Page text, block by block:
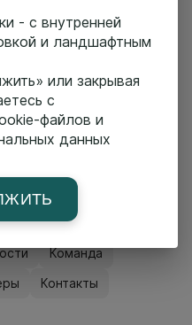
дома
Команда
Контакты
- с внутренней
и ландшафтным
или закрывая
с
файлов и
данных